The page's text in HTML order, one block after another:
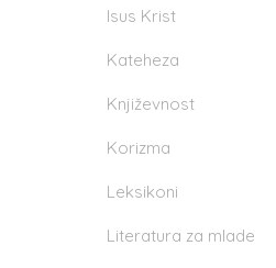
Isus Krist
Kateheza
Književnost
Korizma
Leksikoni
Literatura za mlade